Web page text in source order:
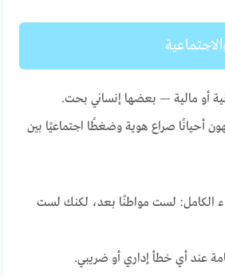
أو مالية — بعضها إنساني بحت.
أحيانًا صراع هوية وضغطًا اجتماعيًا بين
الكامل: لست مواطنًا بعد، لكنك لست
عند أي خطأ إداري أو ضريبي.